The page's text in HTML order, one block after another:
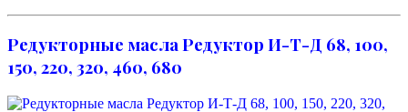
Редукторные масла Редуктор И-Т-Д 68, 100,
150, 220, 320, 460, 680